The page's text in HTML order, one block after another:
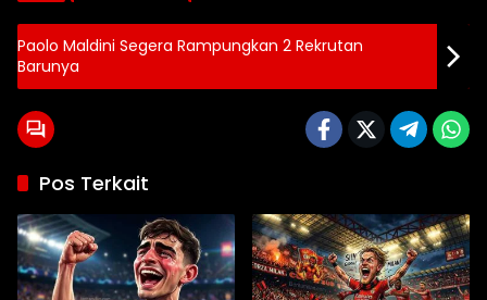
Paolo Maldini Segera Rampungkan 2 Rekrutan
Barunya
Pos Terkait